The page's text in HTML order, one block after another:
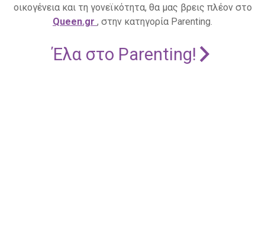
οικογένεια και τη γονεϊκότητα, θα μας βρεις πλέον στο
Queen.gr , στην κατηγορία Parenting.
Έλα στο Parenting!